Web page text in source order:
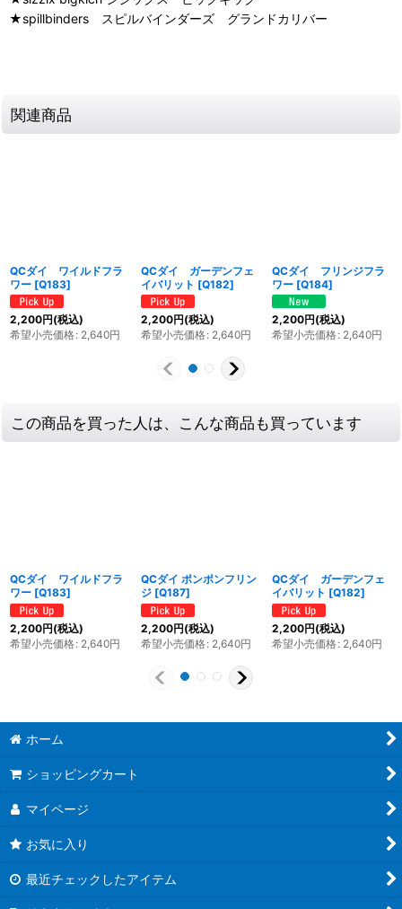
★spillbinders スピルバインダーズ グランドカリバー
関連商品
QCダイ ワイルドフラ
ワー [Q183]
2,200円(税込)
希望小売価格: 2,640円
QCダイ ガーデンフェ
イバリット [Q182]
2,200円(税込)
希望小売価格: 2,640円
QCダイ フリンジフラ
ワー [Q184]
2,200円(税込)
希望小売価格: 2,640円
この商品を買った人は、こんな商品も買っています
QCダイ ワイルドフラ
ワー [Q183]
2,200円(税込)
希望小売価格: 2,640円
QCダイ ポンポンフリン
ジ [Q187]
2,200円(税込)
希望小売価格: 2,640円
QCダイ ガーデンフェ
イバリット [Q182]
2,200円(税込)
希望小売価格: 2,640円
ホーム
ショッピングカート
マイページ
お気に入り
最近チェックしたアイテム